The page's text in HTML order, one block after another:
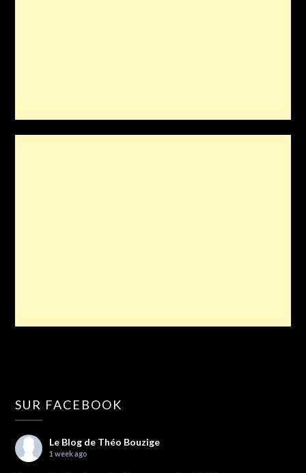
SUR FACEBOOK
Le Blog de Théo Bouzige
1 week ago